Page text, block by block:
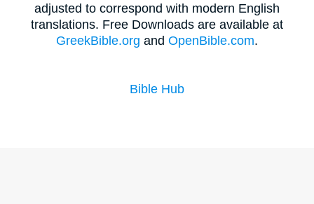
adjusted to correspond with modern English
translations. Free Downloads are available at
GreekBible.org and OpenBible.com.
Bible Hub